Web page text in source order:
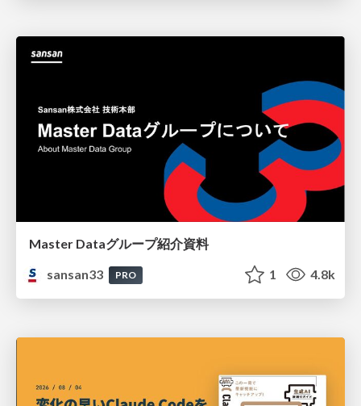
Master Dataグループ紹介資料
sansan33
PRO 1 4.8k